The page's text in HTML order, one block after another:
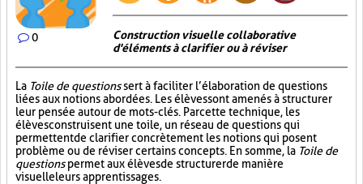
0
Construction visuelle collaborative
d'éléments à clarifier ou à réviser
La Toile de questionssert à faciliter l’élaboration de questions
liées aux notions abordées. Les élèves sont amenés à structurer
leur pensée autour de mots-clés. Par cette technique, les
élèves construisent une toile, un réseau de questions qui
permettent de clarifier concrètement les notions qui posent
problème ou de réviser certains concepts. En somme, la Toile de
questionspermet aux élèves de structurer de manière
visuelle leurs apprentissages.